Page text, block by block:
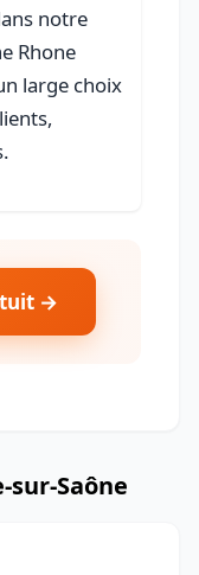
notre
Rhone
large choix
→
Saône